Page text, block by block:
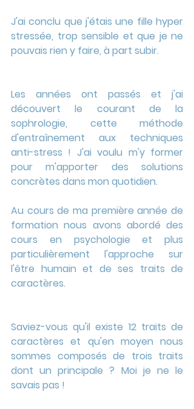
J'ai conclu que j'étais une fille hyper
stressée, trop sensible et que je ne
pouvais rien y faire, à part subir.
Les années ont passés et j'ai
découvert le courant de la
sophrologie, cette méthode
d'entraînement aux techniques
anti-stress ! J'ai voulu m'y former
pour m'apporter des solutions
concrètes dans mon quotidien.
Au cours de ma première année de
formation nous avons abordé des
cours en psychologie et plus
particulièrement l'approche sur
l'être humain et de ses traits de
caractères.
Saviez-vous qu'il existe 12 traits de
caractères et qu'en moyen nous
sommes composés de trois traits
dont un principale ? Moi je ne le
savais pas !